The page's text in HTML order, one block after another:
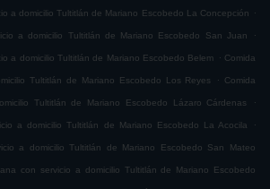
a domicilio Tultitlán de Mariano Escobedo La Concepción .
a domicilio Tultitlán de Mariano Escobedo San Juan .
a domicilio Tultitlán de Mariano Escobedo Belem . Comida
Tultitlán de Mariano Escobedo Los Reyes . Comida
Tultitlán de Mariano Escobedo Lázaro Cárdenas .
a domicilio Tultitlán de Mariano Escobedo La Acocila .
a domicilio Tultitlán de Mariano Escobedo San Mateo
con servicio a domicilio Tultitlán de Mariano Escobedo